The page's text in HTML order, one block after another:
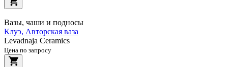
Вазы, чаши и подносы
Клуэ, Авторская ваза
Levadnaja Ceramics
Цена по запросу